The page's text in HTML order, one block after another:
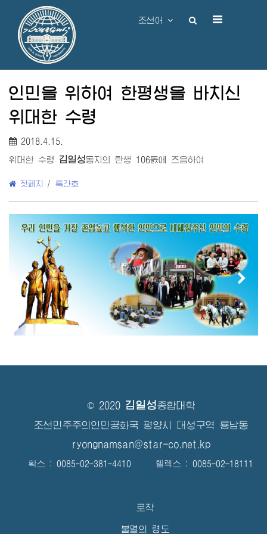
조선어
인민을 위하여 한평생을 바치신
위대한 수령
2018.4.15.
위대한 수령 김일성동지 의 탄생 106돐에 즈음하여
첫페지 / 특간호
© 2020 김일성종합대학
조선민주주의인민공화국 평양시 대성구역 룡남동
ryongnamsan@star-co.net.kp
확스 : 0085-02-381-4410 텔렉스 : 0085-02-18111
로작
불멸의 령도